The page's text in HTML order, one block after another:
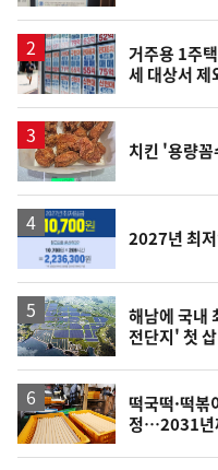
거주용 1주
세 대상서 제
치킨 '용량
2027년 최
해남에 국내
전단지' 첫 삽
떡국떡·떡
정…2031년